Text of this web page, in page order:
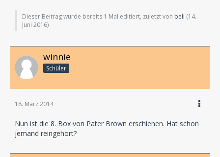
Dieser Beitrag wurde bereits 1 Mal editiert, zuletzt von beli (14.
Juni 2016)
winnie
Schüler
18. März 2014
Nun ist die 8. Box von Pater Brown erschienen. Hat schon
jemand reingehört?